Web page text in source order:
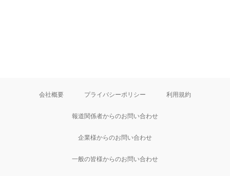
会社概要 プライバシーポリシー 利用規約
報道関係者からのお問い合わせ
企業様からのお問い合わせ
一般の皆様からのお問い合わせ